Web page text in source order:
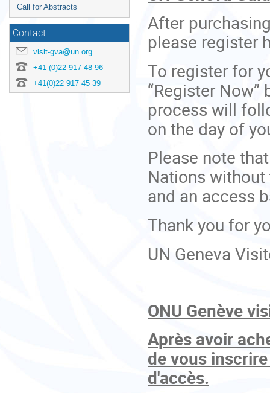
Call for Abstracts
Contact
visit-gva@un.org
+41 (0)22 917 48 96
+41(0)22 917 45 39
After
please register
To register for
“Register
process will
on the day of
Please note
Nations
and an access
Thank you for
UN Geneva
ONU Genève
Après avoir
de vous
d'accès.